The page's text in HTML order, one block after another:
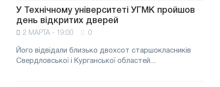
У Технічному університеті УГМК пройшов
день відкритих дверей
2 МАРТА - 19:00 0
Його відвідали близько двохсот старшокласників
Свердловської і Курганської областей....